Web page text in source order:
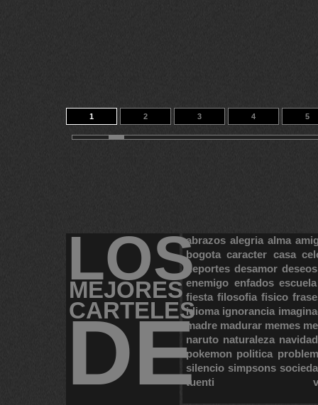
1 2 3 4 5
11 12
LOS
MEJORES
CARTELES
DE
abrazos alegria alma
bogota caracter casa
deportes desamor deseos
enemigo enfados escuela
fiesta filosofia fisico
idioma ignorancia
madre madurar memes
naruto naturaleza navidad
pokemon politica
silencio simpsons
tuenti